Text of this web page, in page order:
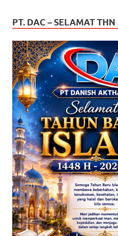
PT. DAC – SELAMAT